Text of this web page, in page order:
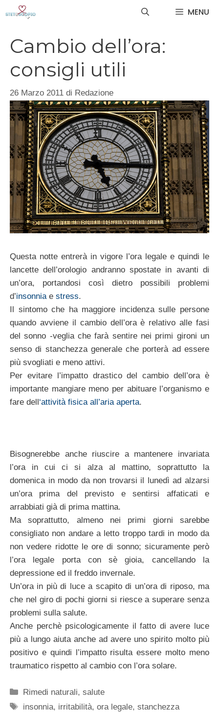
MENU
Cambio dell’ora:
consigli utili
26 Marzo 2011 di Redazione
Questa notte entrerà in vigore l’ora legale e quindi le
lancette dell’orologio andranno spostate in avanti di
un’ora, portandosi così dietro possibili problemi
d’insonnia e stress.
Il sintomo che ha maggiore incidenza sulle persone
quando avviene il cambio dell’ora è relativo alle fasi
del sonno -veglia che farà sentire nei primi gironi un
senso di stanchezza generale che porterà ad essere
più svogliati e meno attivi.
Per evitare l’impatto drastico del cambio dell’ora è
importante mangiare meno per abituare l’organismo e
fare dell‘attività fisica all’aria aperta.
Bisognerebbe anche riuscire a mantenere invariata
l’ora in cui ci si alza al mattino, soprattutto la
domenica in modo da non trovarsi il lunedì ad alzarsi
un’ora prima del previsto e sentirsi affaticati e
arrabbiati già di prima mattina.
Ma soprattutto, almeno nei primi giorni sarebbe
consigliato non andare a letto troppo tardi in modo da
non vedere ridotte le ore di sonno; sicuramente però
l’ora legale porta con sè gioia, cancellando la
depressione ed il freddo invernale.
Un’ora in più di luce a scapito di un’ora di riposo, ma
che nel giro di pochi giorni si riesce a superare senza
problemi sulla salute.
Anche perchè psicologicamente il fatto di avere luce
più a lungo aiuta anche ad avere uno spirito molto più
positivo e quindi l’impatto risulta essere molto meno
traumatico rispetto al cambio con l’ora solare.
Categorie
Rimedi naturali,salute
Tag
insonnia, irritabilità,ora legale,stanchezza